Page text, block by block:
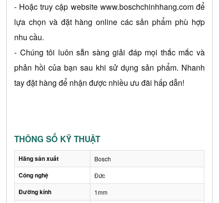
- Hoặc truy cập website www.boschchinhhang.com để
lựa chọn và đặt hàng online các sản phẩm phù hợp
nhu cầu.
- Chúng tôi luôn sẵn sàng giải đáp mọi thắc mắc và
phản hồi của bạn sau khi sử dụng sản phẩm. Nhanh
tay đặt hàng để nhận được nhiều ưu đãi hấp dẫn!
THÔNG SỐ KỸ THUẬT
Hãng sản xuất Bosch
Công nghệ Đức
Đường kính 1mm